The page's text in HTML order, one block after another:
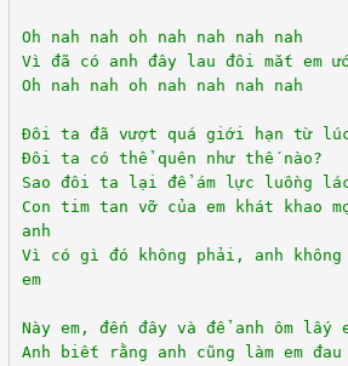
Oh nah nah oh nah nah nah nah
Vì đã có anh đây lau đôi mắt em
Oh nah nah oh nah nah nah nah
Đôi ta đã vượt quá giới hạn từ lúc
Đôi ta có thể quên như thế nào?
Sao đôi ta lại để ám lực luồng
Con tim tan vỡ của em khát khao
anh
Vì có gì đó không phải, anh
em
Này em, đến đây và để anh ôm lấy
Anh biết rằng anh cũng làm em đau